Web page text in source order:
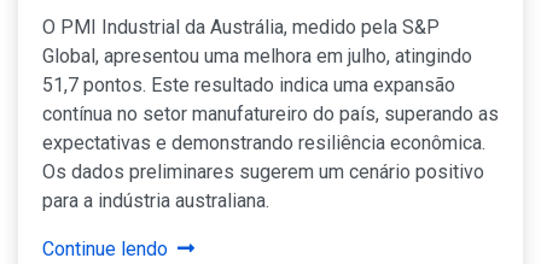
O PMI Industrial da Austrália, medido pela S&P
Global, apresentou uma melhora em julho, atingindo
51,7 pontos. Este resultado indica uma expansão
contínua no setor manufatureiro do país, superando as
expectativas e demonstrando resiliência econômica.
Os dados preliminares sugerem um cenário positivo
para a indústria australiana.
Continue lendo